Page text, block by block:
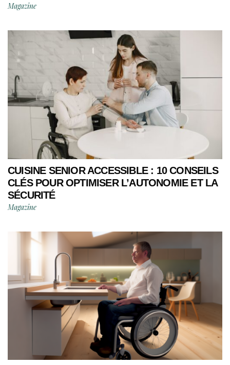
Magazine
CUISINE SENIOR ACCESSIBLE : 10 CONSEILS
CLÉS POUR OPTIMISER L’AUTONOMIE ET LA
SÉCURITÉ
Magazine